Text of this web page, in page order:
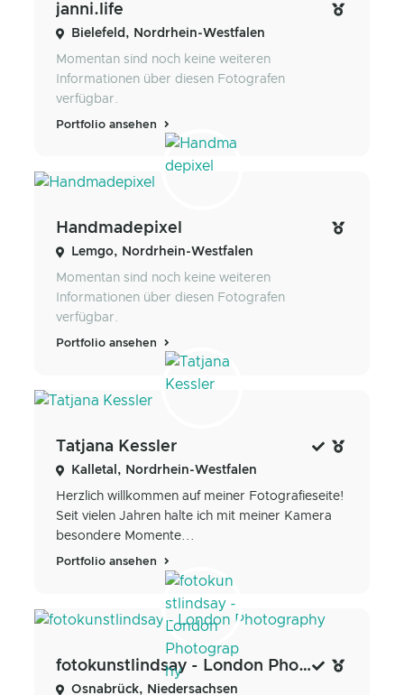
janni.life
Bielefeld, Nordrhein-Westfalen
Momentan sind noch keine weiteren
Informationen über diesen Fotografen
verfügbar.
Portfolio ansehen
Handmadepixel
Lemgo, Nordrhein-Westfalen
Momentan sind noch keine weiteren
Informationen über diesen Fotografen
verfügbar.
Portfolio ansehen
Tatjana Kessler
Kalletal, Nordrhein-Westfalen
Herzlich willkommen auf meiner Fotografieseite!
Seit vielen Jahren halte ich mit meiner Kamera
besondere Momente...
Portfolio ansehen
fotokunstlindsay - London Photography
Osnabrück, Niedersachsen